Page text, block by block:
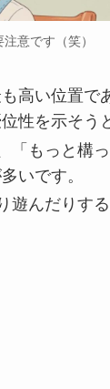
意です（笑）
高い位置で
性を示そう
「もっと構
いです。
んだりする